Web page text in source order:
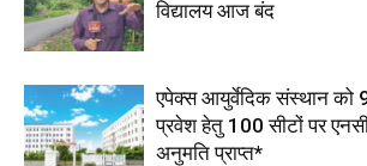
विद्यालय आज बंद
एपेक्स आयुर्वेदिक संस्थान को
प्रवेश हेतु 100 सीटों पर
अनुमति प्राप्त*